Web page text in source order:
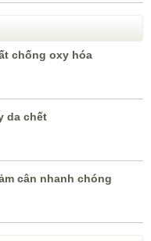
chống oxy hóa
da chết
cân nhanh chóng